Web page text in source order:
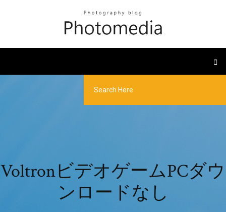
VoltronビデオゲームPCダウ
ンロードなし